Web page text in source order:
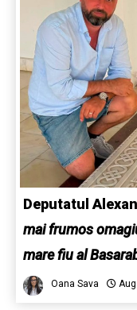
Deputatul
mai frumos
mare fiu al
Oana Sava